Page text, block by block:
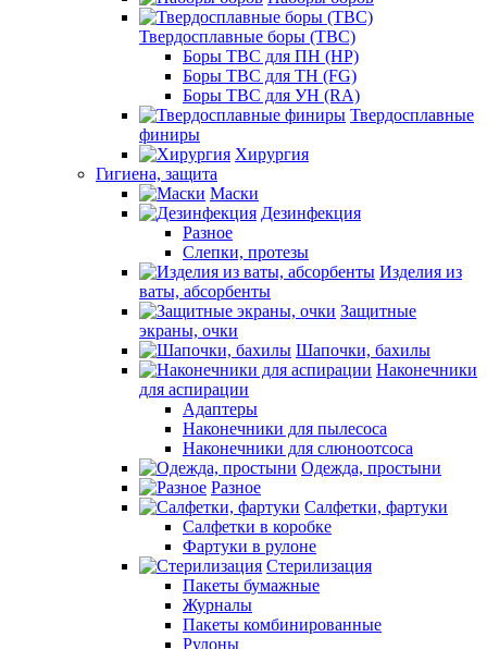
Твердосплавные боры (ТВС)
Боры ТВС для ПН (HP)
Боры ТВС для ТН (FG)
Боры ТВС для УН (RA)
Твердосплавные
финиры
Хирургия
Гигиена, защита
Маски
Дезинфекция
Разное
Слепки, протезы
Изделия из
ваты, абсорбенты
Защитные
экраны, очки
Шапочки, бахилы
Наконечники
для аспирации
Адаптеры
Наконечники для пылесоса
Наконечники для слюноотсоса
Одежда, простыни
Разное
Салфетки, фартуки
Салфетки в коробке
Фартуки в рулоне
Стерилизация
Пакеты бумажные
Журналы
Пакеты комбинированные
Рулоны